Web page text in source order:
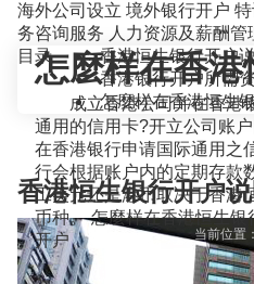
海外公司设立 境外银行开户
务咨询服务 人力资源及薪酬管
当前位置：
怎麼样在香
成立香港公司并在香港银
通用的信用卡?开立公司账
在香港银行申请国际通用之
行会根据账户内的定期存款
工美元还是港币取决于香港
币种。 怎麼样在香港恒生
开户
目录
香港恒生银行开户
香港银行开户所需
怎麼样在香港恒生
香港恒生银行开户说